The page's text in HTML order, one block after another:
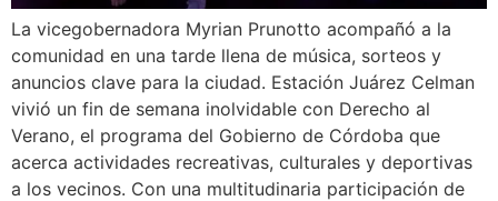
La vicegobernadora Myrian Prunotto acompañó a la
comunidad en una tarde llena de música, sorteos y
anuncios clave para la ciudad. Estación Juárez Celman
vivió un fin de semana inolvidable con Derecho al
Verano, el programa del Gobierno de Córdoba que
acerca actividades recreativas, culturales y deportivas
a los vecinos. Con una multitudinaria participación de